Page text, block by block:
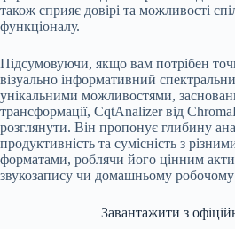
також сприяє довірі та можливості
функціоналу.
Підсумовуючи, якщо вам потрібен
візуально інформативний
унікальними можливостями,
трансформації, CqtAnalizer від
розглянути. Він пропонує глибину
продуктивність та сумісність з
форматами, роблячи його цінним
звукозапису чи домашньому робочому
Завантажити з